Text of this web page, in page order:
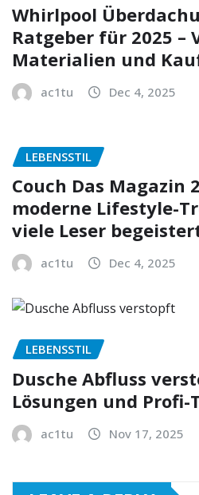
Whirlpool
Ratgeber für 2025 –
Materialien und
ac1tu Dec 4, 2025
LEBENSSTIL
Couch Das Magazin
moderne Lifestyle-
viele Leser
ac1tu Dec 4, 2025
LEBENSSTIL
Dusche Abfluss
Lösungen und Profi-
ac1tu Nov 17, 2025